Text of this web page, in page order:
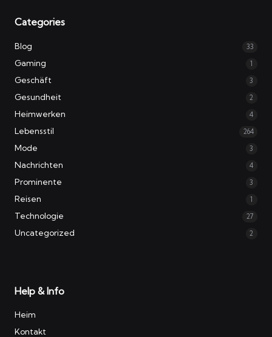
Categories
Blog 33
Gaming 1
Geschäft 3
Gesundheit 2
Heimwerken 4
Lebensstil 264
Mode 3
Nachrichten 4
Prominente 3
Reisen 1
Technologie 27
Uncategorized 2
Help & Info
Heim
Kontakt